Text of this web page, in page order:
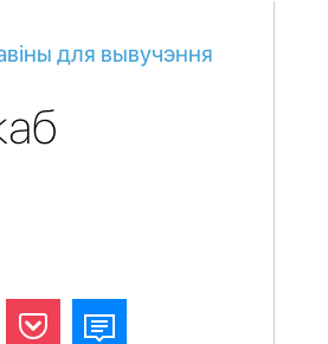
для вывучэння